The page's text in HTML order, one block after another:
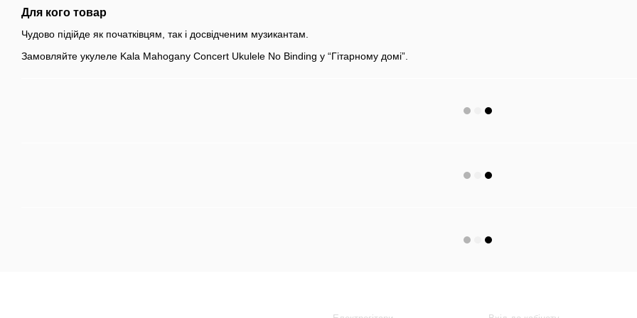
Для кого товар
Чудово підійде як початківцям, так і досвідченим музикантам.
Замовляйте укулеле Kala Mahogany Concert Ukulele No Binding у “Гітарному домі”.